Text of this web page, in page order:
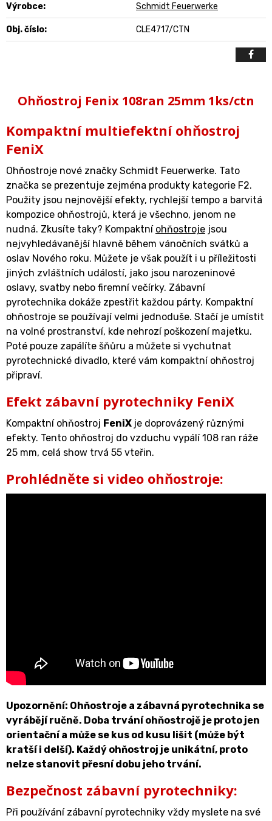
Výrobce: Schmidt Feuerwerke
Obj. číslo: CLE4717/CTN
Ohňostroj Fenix 108ran 25mm 1ks/ctn
Kompaktní multiefektní ohňostroj
FeniX
Ohňostroje nové značky Schmidt Feuerwerke. Tato
značka se prezentuje zejména produkty kategorie F2.
Použity jsou nejnovější efekty, rychlejší tempo a barvitá
kompozice ohňostrojů, která je všechno, jenom ne
nudná. Zkusíte taky? Kompaktní ohňostroje jsou
nejvyhledávanější hlavně během vánočních svátků a
oslav Nového roku. Můžete je však použít i u příležitosti
jiných zvláštních událostí, jako jsou narozeninové
oslavy, svatby nebo firemní večírky. Zábavní
pyrotechnika dokáže zpestřit každou párty. Kompaktní
ohňostroje se používají velmi jednoduše. Stačí je umístit
na volné prostranství, kde nehrozí poškození majetku.
Poté pouze zapálíte šňůru a můžete si vychutnat
pyrotechnické divadlo, které vám kompaktní ohňostroj
připraví.
Efekt zábavní pyrotechniky FeniX
Kompaktní ohňostroj FeniX je doprovázený různými
efekty. Tento ohňostroj do vzduchu vypálí 108 ran ráže
25 mm, celá show trvá 55 vteřin.
Prohlédněte si video ohňostroje:
Upozornění: Ohňostroje a zábavná pyrotechnika se
vyrábějí ručně. Doba trvání ohňostrojě je proto jen
orientační a může se kus od kusu lišit (může být
kratší i delší). Každý ohňostroj je unikátní, proto
nelze stanovit přesní dobu jeho trvání.
Bezpečnost zábavní pyrotechniky:
Při používání zábavní pyrotechniky vždy myslete na své